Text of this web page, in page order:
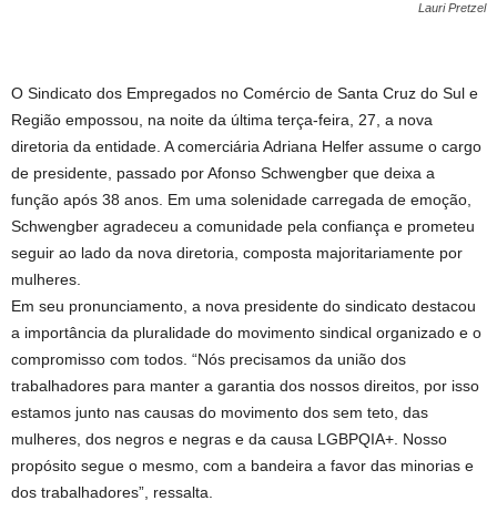
Lauri Pretzel
O Sindicato dos Empregados no Comércio de Santa Cruz do Sul e
Região empossou, na noite da última terça-feira, 27, a nova
diretoria da entidade. A comerciária Adriana Helfer assume o cargo
de presidente, passado por Afonso Schwengber que deixa a
função após 38 anos. Em uma solenidade carregada de emoção,
Schwengber agradeceu a comunidade pela confiança e prometeu
seguir ao lado da nova diretoria, composta majoritariamente por
mulheres.
Em seu pronunciamento, a nova presidente do sindicato destacou
a importância da pluralidade do movimento sindical organizado e o
compromisso com todos. “Nós precisamos da união dos
trabalhadores para manter a garantia dos nossos direitos, por isso
estamos junto nas causas do movimento dos sem teto, das
mulheres, dos negros e negras e da causa LGBPQIA+. Nosso
propósito segue o mesmo, com a bandeira a favor das minorias e
dos trabalhadores”, ressalta.